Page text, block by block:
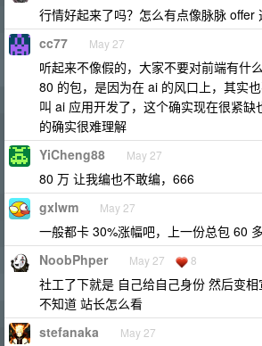
行情好起来了吗？怎么有点像脉脉 offer
cc77 May 27
听起来不像假的，大家不要对前端有什
80 的包，是因为在 ai 的风口上，其实
叫 ai 应用开发了，这个确实现在很紧缺
的确实很难理解
YiCheng88 May 27
80 万 让我编也不敢编，666
gxlwm May 27
一般都卡 30%涨幅吧，上一份总包 60 多
NoobPhper May 27 8
社工了下就是 自己给自己身份 然后变
不知道 站长怎么看
stefanaka May 27